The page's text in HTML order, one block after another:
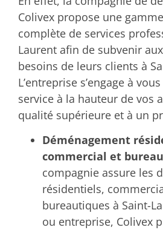
Colivex propose une
complète de services
Laurent afin de subvenir
besoins de leurs clients à
L’entreprise s’engage à
service à la hauteur de vos
qualité supérieure et à un
Déménagement
commercial et
compagnie assure les
résidentiels,
bureautiques à Saint-
ou entreprise, Colivex